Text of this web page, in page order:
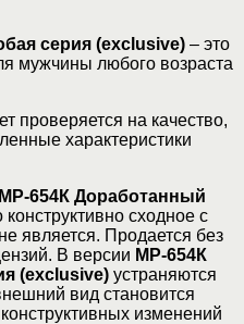
серия (exclusive) – это
мужчины любого возраста
проверяется на качество,
характеристики
МР-654К Доработанный
конструктивно сходное с
является. Продается без
В версии МР-654К
(exclusive) устраняются
вид становится
изменений